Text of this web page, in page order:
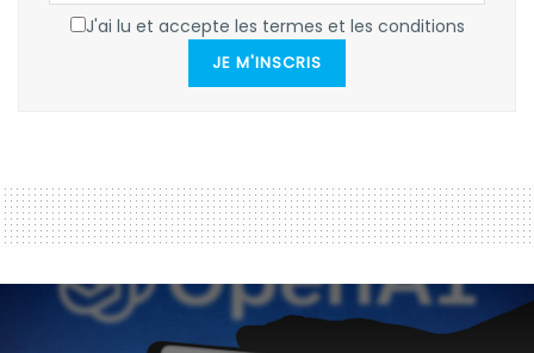
J'ai lu et accepte les termes et les conditions
JE M'INSCRIS